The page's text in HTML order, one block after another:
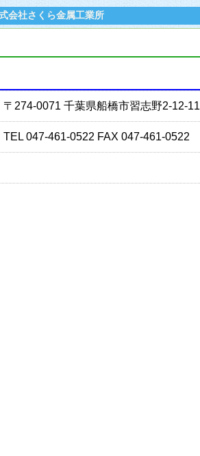
会社さくら金属工業所
〒274-0071 千葉県船橋市習志野2-12-11
TEL 047-461-0522 FAX 047-461-0522